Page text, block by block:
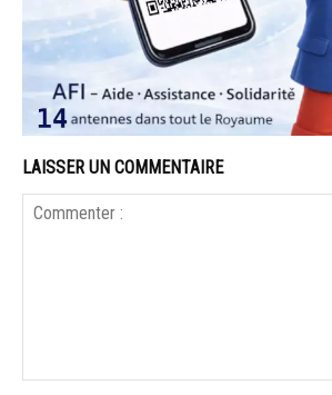
LAISSER UN COMMENTAIRE